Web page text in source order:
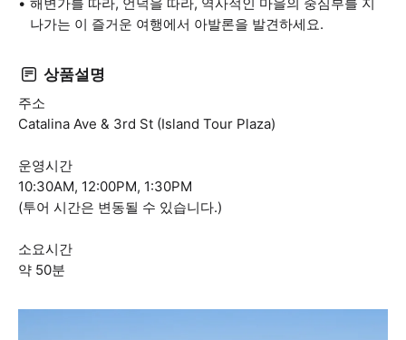
나가는 이 즐거운 여행에서 아발론을 발견하세요.
상품설명
주소
Catalina Ave & 3rd St (Island Tour Plaza)
운영시간
10:30AM, 12:00PM, 1:30PM
(투어 시간은 변동될 수 있습니다.)
소요시간
약 50분